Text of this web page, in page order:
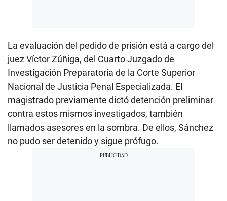
La evaluación del pedido de prisión está a cargo del
juez Víctor Zúñiga, del Cuarto Juzgado de
Investigación Preparatoria de la Corte Superior
Nacional de Justicia Penal Especializada. El
magistrado previamente dictó detención preliminar
contra estos mismos investigados, también
llamados asesores en la sombra. De ellos, Sánchez
no pudo ser detenido y sigue prófugo.